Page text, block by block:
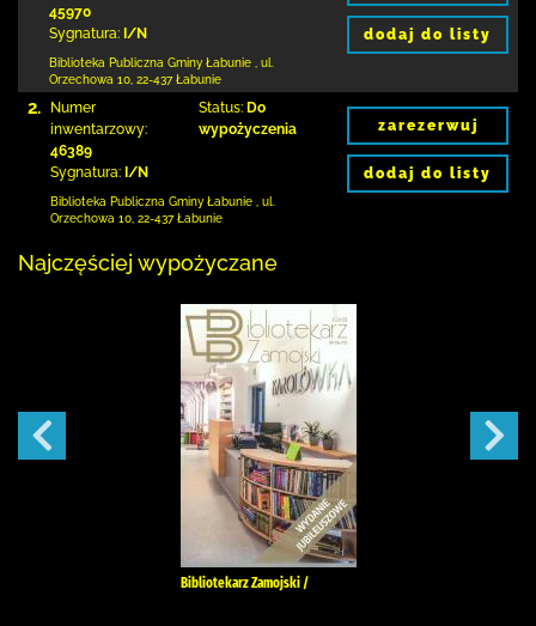
45970
Sygnatura: I/N
Biblioteka Publiczna Gminy Łabunie
ul.
Orzechowa 10 22-437 Łabunie
dodaj do listy
2.
Numer
inwentarzowy:
46389
Sygnatura: I/N
Status: Do
wypożyczenia
Biblioteka Publiczna Gminy Łabunie
ul.
Orzechowa 10 22-437 Łabunie
zarezerwuj
dodaj do listy
Najczęściej wypożyczane
Bibliotekarz Zamojski /